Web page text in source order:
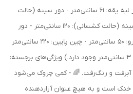
135 سانتی‌متر - قد آستین از لبه یقه: 61 سانتی‌متر - دور سینه (حالت
عادی): 64 سانتی‌متر - دور سینه (حالت کشسانی): 120 سانتی‌متر - دور
باسن: 160 سانتی‌متر - دور بازو: 50 سانتی‌متر - چین پایین: 220 سانتی‌متر
(امکان اختلاف اندازه‌گیری تا 3 سانتی‌متر وجود دارد.) ویژگی‌های برجسته:
و رنگ‌رفت. 🌈 - کمی چروک می‌شود
است و به هیچ عنوان آزاردهنده